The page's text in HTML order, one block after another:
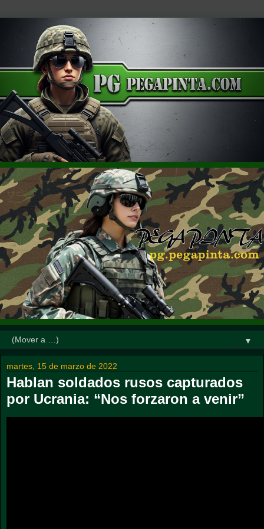
▼
martes, 15 de marzo de 2022
Hablan soldados rusos capturados
por Ucrania: “Nos forzaron a venir”